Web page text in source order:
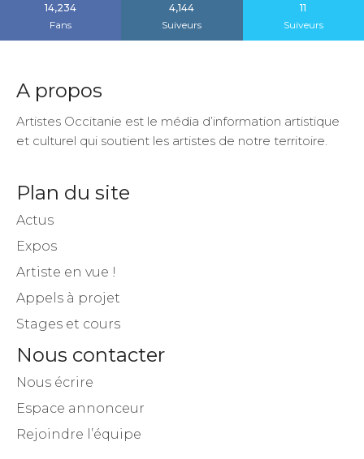
14,234
Fans
4,144
Suiveurs
11
Suiveurs
A propos
Artistes Occitanie est le média d’information artistique
et culturel qui soutient les artistes de notre territoire.
Plan du site
Actus
Expos
Artiste en vue !
Appels à projet
Stages et cours
Nous contacter
Nous écrire
Espace annonceur
Rejoindre l’équipe